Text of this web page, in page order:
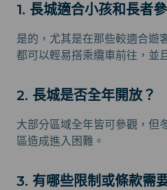
1. 長城適合小孩和長者
是的，尤其是在那些較適合遊
都可以輕易搭乘纜車前往，並
2. 長城是否全年開放？
大部分區域全年皆可參觀，但
區造成進入困難。
3. 有哪些限制或條款需